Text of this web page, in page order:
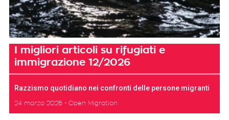
I migliori articoli su rifugiati e
immigrazione 12/2026
Razzismo quotidiano nei confronti delle persone migranti
24 marzo 2026 Open Migration